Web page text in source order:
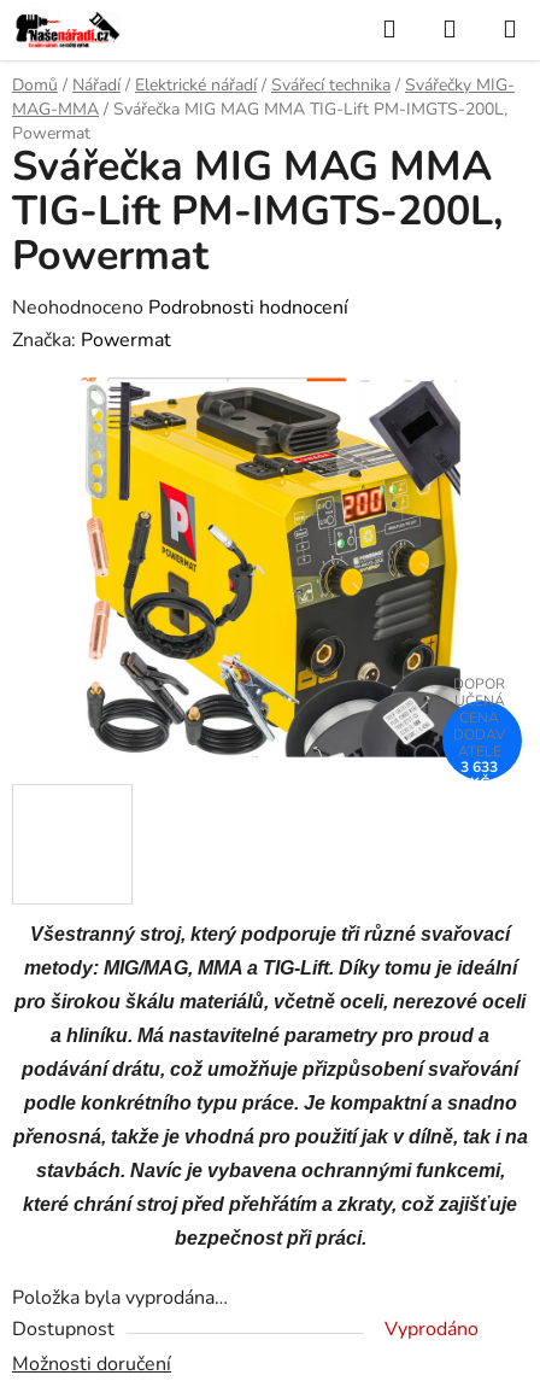
Přejít
na
obsah
Hledat
KOŠÍK
Domů / Nářadí / Elektrické nářadí / Svářecí technika / Svářečky MIG-
MAG-MMA / Svářečka MIG MAG MMA TIG-Lift PM-IMGTS-200L,
Powermat
Všestranný stroj, který podporuje tři různé svařovací
metody: MIG/MAG, MMA a TIG-Lift. Díky tomu je ideální
pro širokou škálu materiálů, včetně oceli, nerezové oceli
a hliníku. Má nastavitelné parametry pro proud a
podávání drátu, což umožňuje přizpůsobení svařování
podle konkrétního typu práce. Je kompaktní a snadno
přenosná, takže je vhodná pro použití jak v dílně, tak i na
stavbách. Navíc je vybavena ochrannými funkcemi,
které chrání stroj před přehřátím a zkraty, což zajišťuje
bezpečnost při práci.
Položka byla vyprodána…
Dostupnost
Vyprodáno
Možnosti doručení
Svářečka MIG MAG MMA
TIG-Lift PM-IMGTS-200L,
Powermat
Průměrné
hodnocení
produktu
hvězdiček.
Neohodnoceno Podrobnosti hodnocení
Značka: Powermat
3 633
KČ